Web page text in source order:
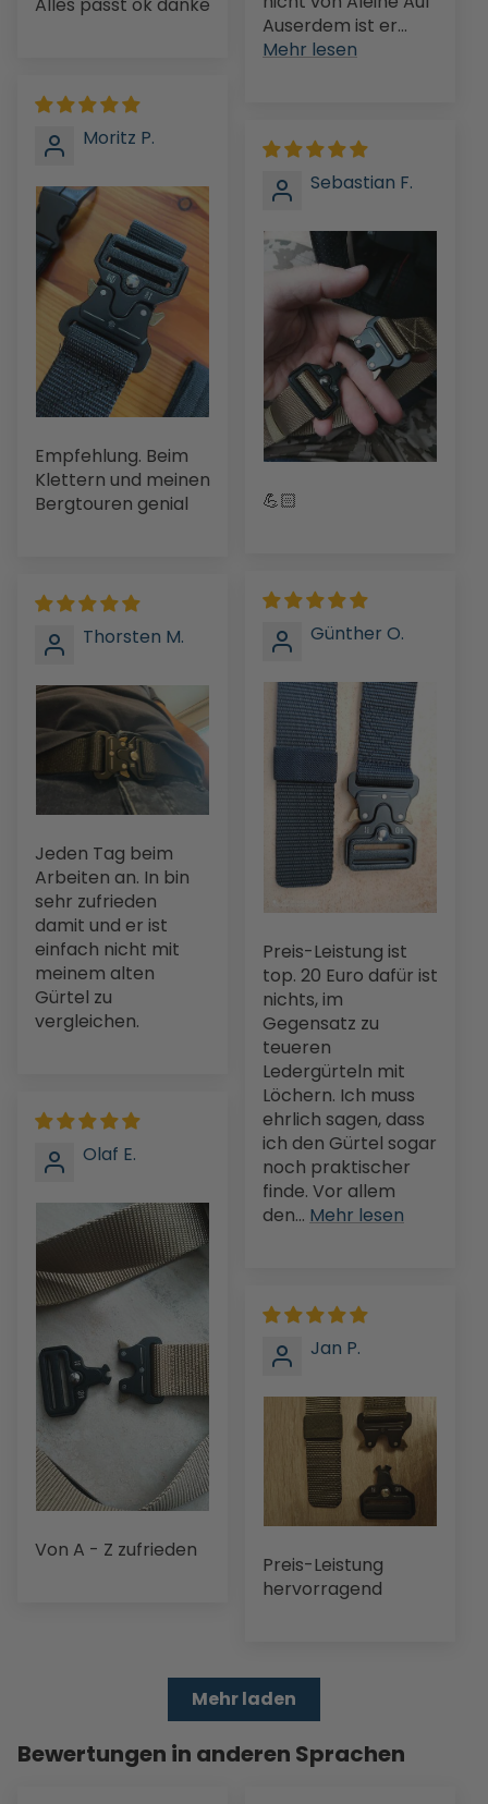
Auserdem ist er...
Mehr lesen
Alles passt ok danke
Moritz P.
Empfehlung. Beim
Klettern und meinen
Bergtouren genial
Sebastian F.
💪🏻
Günther O.
Preis-Leistung ist
top. 20 Euro dafür ist
nichts, im
Gegensatz zu
teueren
Ledergürteln mit
Löchern. Ich muss
ehrlich sagen, dass
ich den Gürtel sogar
noch praktischer
finde. Vor allem
den... Mehr lesen
Thorsten M.
Jeden Tag beim
Arbeiten an. In bin
sehr zufrieden
damit und er ist
einfach nicht mit
meinem alten
Gürtel zu
vergleichen.
Olaf E.
Von A - Z zufrieden
Jan P.
Preis-Leistung
hervorragend
Mehr laden
Bewertungen in anderen Sprachen